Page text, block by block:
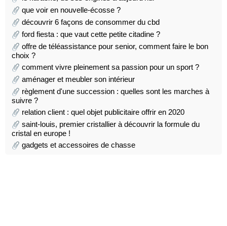
que voir en nouvelle-écosse ?
découvrir 6 façons de consommer du cbd
ford fiesta : que vaut cette petite citadine ?
offre de téléassistance pour senior, comment faire le bon
choix ?
comment vivre pleinement sa passion pour un sport ?
aménager et meubler son intérieur
règlement d'une succession : quelles sont les marches à
suivre ?
relation client : quel objet publicitaire offrir en 2020
saint-louis, premier cristallier à découvrir la formule du
cristal en europe !
gadgets et accessoires de chasse